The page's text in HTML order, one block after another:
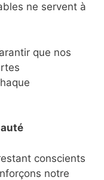
ne servent à
que nos
conscients
notre